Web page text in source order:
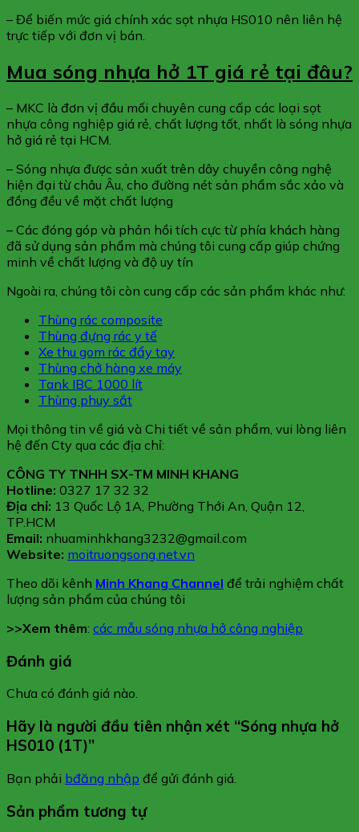
– Để biến mức giá chính xác sọt nhựa HS010 nên liên hệ
trực tiếp với đơn vị bán.
Mua sóng nhựa hở 1T giá rẻ tại đâu?
– MKC là đơn vị đầu mối chuyên cung cấp các loại sọt
nhựa công nghiệp giá rẻ, chất lượng tốt, nhất là sóng nhựa
hở giá rẻ tại HCM.
– Sóng nhựa được sản xuất trên dây chuyền công nghệ
hiện đại từ châu Âu, cho đường nét sản phẩm sắc xảo và
đồng đều về mặt chất lượng
– Các đóng góp và phản hồi tích cực từ phía khách hàng
đã sử dụng sản phẩm mà chúng tôi cung cấp giúp chứng
minh về chất lượng và độ uy tín
Ngoài ra, chúng tôi còn cung cấp các sản phẩm khác như:
Thùng rác composite
Thùng đựng rác y tế
Xe thu gom rác đẩy tay
Thùng chở hàng xe máy
Tank IBC 1000 lít
Thùng phuy sắt
Mọi thông tin về giá và Chi tiết về sản phẩm, vui lòng liên
hệ đến Cty qua các địa chỉ:
CÔNG TY TNHH SX-TM MINH KHANG
Hotline: 0327 17 32 32
Địa chỉ: 13 Quốc Lộ 1A, Phường Thới An, Quận 12,
TP.HCM
Email: nhuaminhkhang3232@gmail.com
Website: moitruongsong.net.vn
Theo dõi kênh Minh Khang Channel để trải nghiệm chất
lượng sản phẩm của chúng tôi
>>Xem thêm: các mẫu sóng nhựa hở công nghiệp
Đánh giá
Chưa có đánh giá nào.
Hãy là người đầu tiên nhận xét “Sóng nhựa hở
HS010 (1T)”
Bạn phải bđăng nhập để gửi đánh giá.
Sản phẩm tương tự